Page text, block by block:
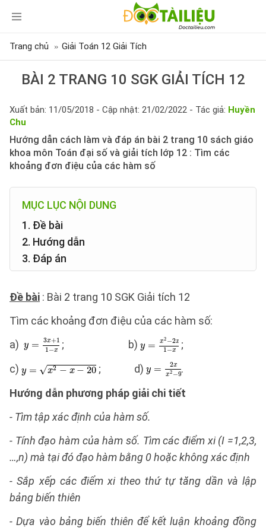
Trang chủ Giải Toán 12 Giải Tích
BÀI 2 TRANG 10 SGK GIẢI TÍCH 12
Xuất bản: 11/05/2018 - Cập nhật: 21/02/2022 - Tác giả: Huyền
Chu
Hướng dẫn cách làm và đáp án bài 2 trang 10 sách giáo
khoa môn Toán đại số và giải tích lớp 12 : Tìm các
khoảng đơn điệu của các hàm số
MỤC LỤC NỘI DUNG
1. Đề bài
2. Hướng dẫn
3. Đáp án
Đề bài : Bài 2 trang 10 SGK Giải tích 12
Tìm các khoảng đơn điệu của các hàm số:
a)
; b)
;
c)
; d)
.
Hướng dẫn phương pháp giải chi tiết
- Tìm tập xác định của hàm số.
- Tính đạo hàm của hàm số. Tìm các điểm xi (I =1,2,3,
…,n) mà tại đó đạo hàm bằng 0 hoặc không xác định
- Sắp xếp các điểm xi theo thứ tự tăng dần và lập
bảng biến thiên
- Dựa vào bảng biến thiên để kết luận khoảng đồng